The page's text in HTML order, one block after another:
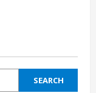
SEARCH